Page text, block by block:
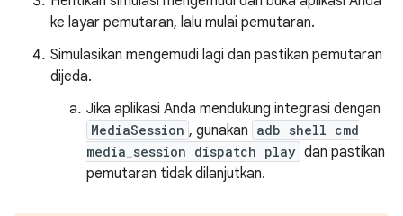
ke layar pemutaran, lalu mulai pemutaran.
Simulasikan mengemudi lagi dan pastikan pemutaran
dijeda.
Jika aplikasi Anda mendukung integrasi dengan
MediaSession , gunakan adb shell cmd
media_session dispatch play dan pastikan
pemutaran tidak dilanjutkan.